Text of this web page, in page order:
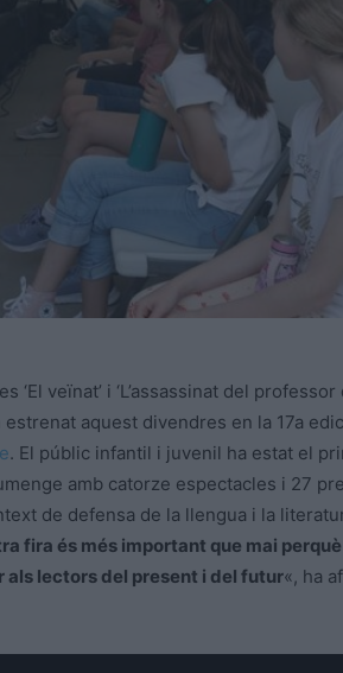
veïnat’ i ‘L’assassinat del professor
estrenat aquest divendres en la 17a
. El públic infantil i juvenil ha estat el
amb catorze espectacles i 27
de defensa de la llengua i la
fira és més important que mai
als lectors del present i del futur«, ha